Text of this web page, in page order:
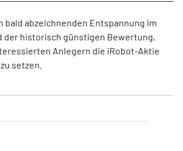
bald abzeichnenden Entspannung im
der historisch günstigen Bewertung,
Anlegern die iRobot-Aktie
setzen.